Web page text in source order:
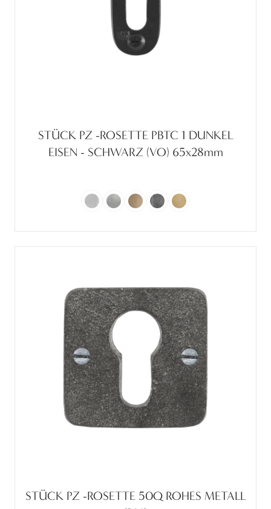
STÜCK PZ -ROSETTE PBTC 1 DUNKEL
EISEN - SCHWARZ (VO) 65x28mm
STÜCK PZ -ROSETTE 50Q ROHES METALL